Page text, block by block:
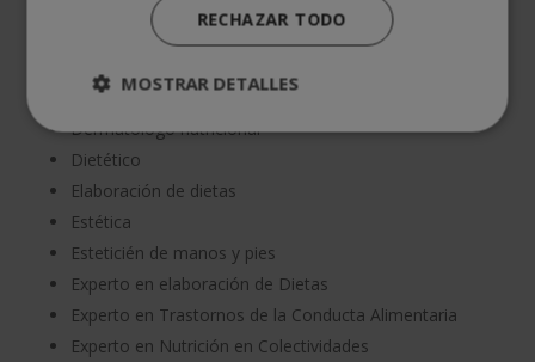
Biotecnología de los alimentos
Coach Nutricional
Dermatólogo nutricional
Dietético
Elaboración de dietas
Estética
Esteticién de manos y pies
Experto en elaboración de Dietas
Experto en Trastornos de la Conducta Alimentaria
Experto en Nutrición en Colectividades
RECHAZAR TODO
MOSTRAR DETALLES